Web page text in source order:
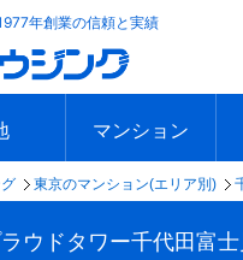
年創業の信頼と実績
探す
す
着物件
着物件
マンション
エリアで探す
沿線で探す
本日の新着物件
今週の新着物件
東京のマンション(エリア別)
ウドタワー千代田富士